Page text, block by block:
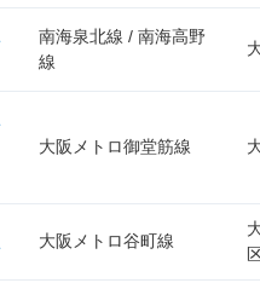
南海泉北線 / 南海高野
線
大阪メトロ御堂筋線
大阪メトロ谷町線